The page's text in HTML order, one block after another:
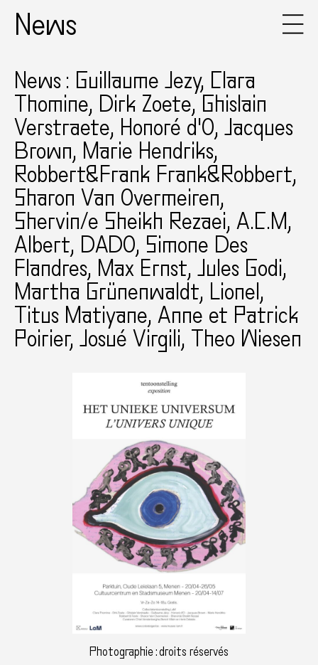
News
News : Guillaume Jezy, Clara
Thomine, Dirk Zoete, Ghislain
Verstraete, Honoré d'O, Jacques
Brown, Marie Hendriks,
Robbert&Frank Frank&Robbert,
Sharon Van Overmeiren,
Shervin/e Sheikh Rezaei, A.C.M,
Albert, DADO, Simone Des
Flandres, Max Ernst, Jules Godi,
Martha Grünenwaldt, Lionel,
Titus Matiyane, Anne et Patrick
Poirier, Josué Virgili, Theo Wiesen
Photographie : droits réservés